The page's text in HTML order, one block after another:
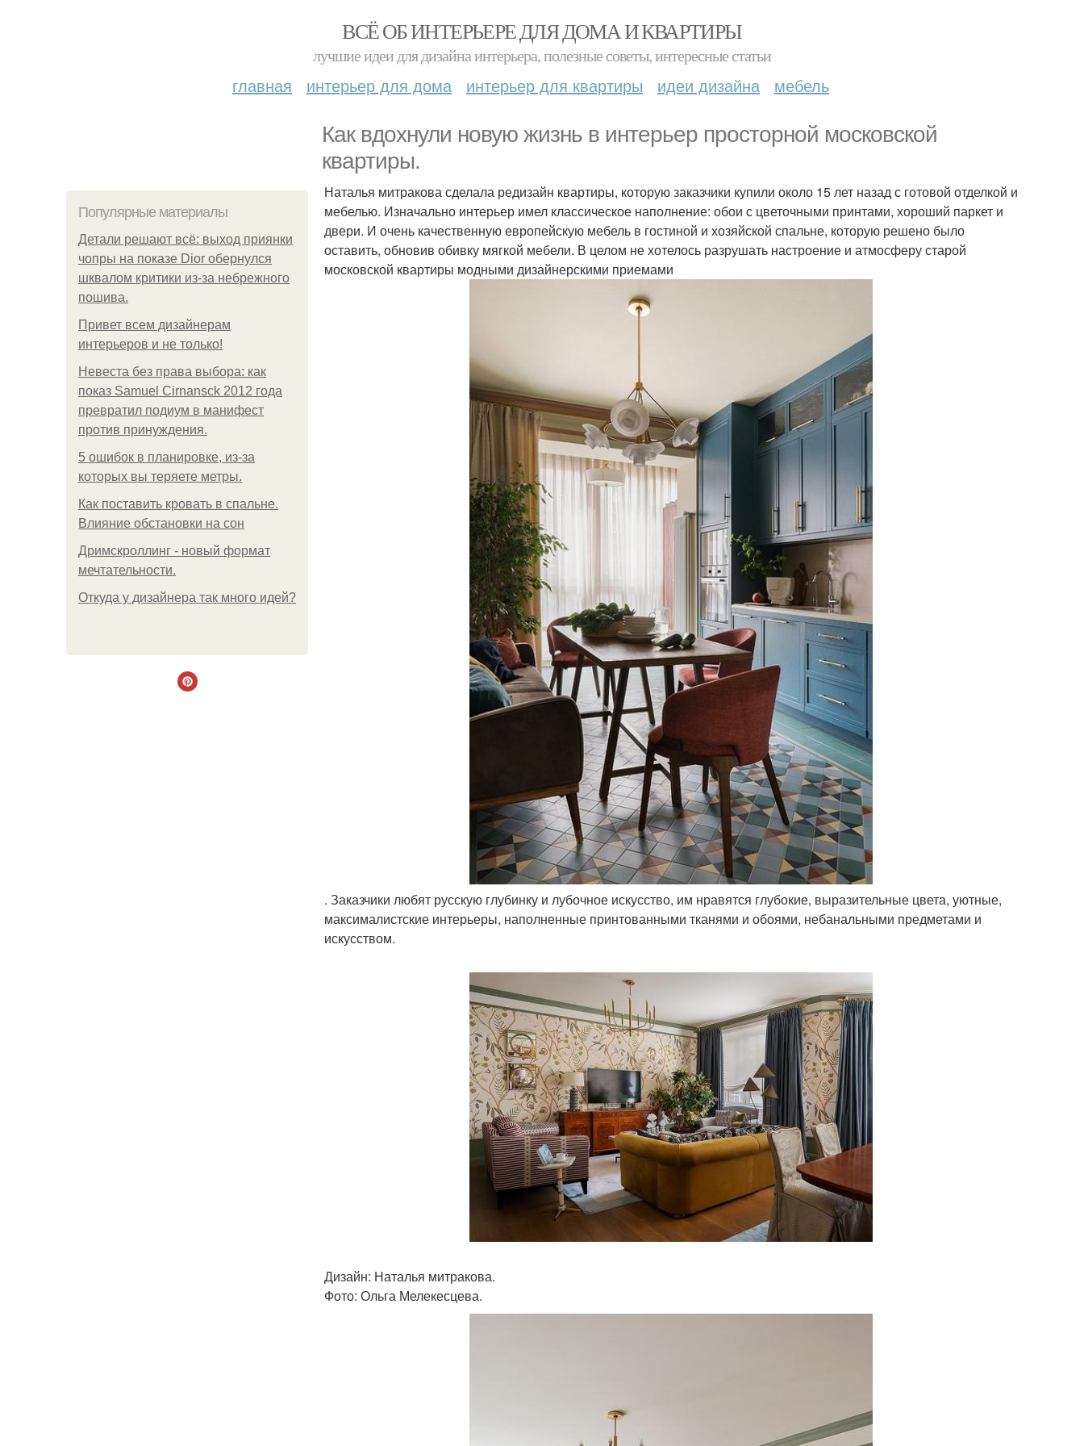
ВСЁ ОБ ИНТЕРЬЕРЕ ДЛЯ ДОМА И КВАРТИРЫ
лучшие идеи для дизайна интерьера, полезные советы, интересные статьи
главная интерьер для дома интерьер для квартиры идеи дизайна мебель
Как вдохнули новую жизнь в интерьер просторной московской
квартиры.
Популярные материалы
Детали решают всё: выход приянки
чопры на показе Dior обернулся
шквалом критики из-за небрежного
пошива.
Привет всем дизайнерам
интерьеров и не только!
Невеста без права выбора: как
показ Samuel Cirnansck 2012 года
превратил подиум в манифест
против принуждения.
5 ошибок в планировке, из-за
которых вы теряете метры.
Как поставить кровать в спальне.
Влияние обстановки на сон
Дримскроллинг - новый формат
мечтательности.
Откуда у дизайнера так много идей?
Наталья митракова сделала редизайн квартиры, которую заказчики купили около 15 лет назад с готовой отделкой и
мебелью. Изначально интерьер имел классическое наполнение: обои с цветочными принтами, хороший паркет и
двери. И очень качественную европейскую мебель в гостиной и хозяйской спальне, которую решено было
оставить, обновив обивку мягкой мебели. В целом не хотелось разрушать настроение и атмосферу старой
московской квартиры модными дизайнерскими приемами
. Заказчики любят русскую глубинку и лубочное искусство, им нравятся глубокие, выразительные цвета, уютные,
максималистские интерьеры, наполненные принтованными тканями и обоями, небанальными предметами и
искусством.
Дизайн: Наталья митракова.
Фото: Ольга Мелекесцева.